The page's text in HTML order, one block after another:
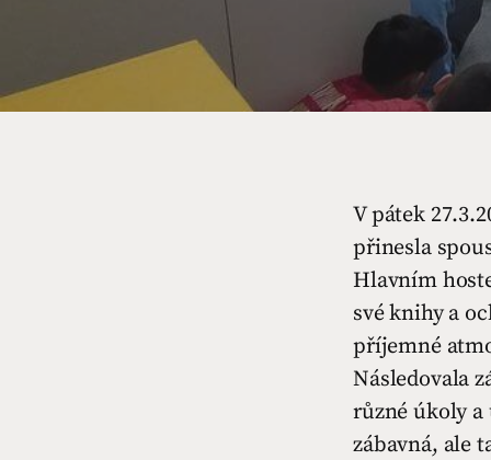
V pátek
přinesla
Hlavním
své knihy a
příjemné
Následovala
různé úkoly a
zábavná, ale